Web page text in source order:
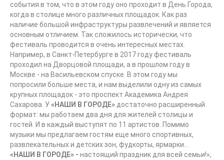
события в том, что в этом году оно проходит в День Города,
когда в столице много различных площадок. Как раз
наличие большой инфраструктуры развлечений и является
основным отличием. Так сложилось исторически, что
фестиваль проводится в очень интересных местах.
Например, в Санкт-Петербурге в 2017 году фестиваль
проходил на Дворцовой площади, а в прошлом году в
Москве - на Васильевском спуске. В этом году мы
попросили больше места, и нам выделили одну из самых
крупных площадок - это проспект Академика Андрея
Сахарова. У«НАШИ В ГОРОДЕ» достаточно расширенный
формат: мы работаем два дня для жителей столицы и
гостей. И в каждый выступят по 11 артистов. Помимо
музыки мы предлагаем гостям еще много спортивных,
развлекательных и детских зон, фудкорты, ярмарки...
«НАШИ В ГОРОДЕ» - настоящий праздник для всей семьи!»,